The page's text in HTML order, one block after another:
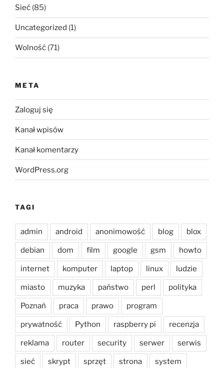
Sieć (85)
Uncategorized (1)
Wolność (71)
META
Zaloguj się
Kanał wpisów
Kanał komentarzy
WordPress.org
TAGI
admin android anonimowość blog blox
debian dom film google gsm howto
internet komputer laptop linux ludzie
miasto muzyka państwo perl polityka
Poznań praca prawo program
prywatność Python raspberry pi recenzja
reklama router security serwer serwis
sieć skrypt sprzęt strona system